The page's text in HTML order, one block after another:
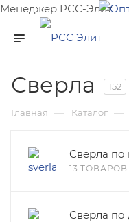
Менеджер РСС-Элит
Напишите нам и мы
для Вас!
Сверла 152
Главная — Каталог —
Сверла по
13 ТОВАРОВ
Сверла по